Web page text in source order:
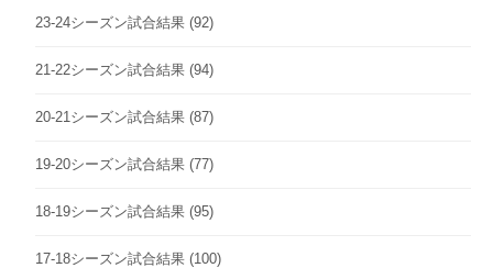
23-24シーズン試合結果 (92)
21-22シーズン試合結果 (94)
20-21シーズン試合結果 (87)
19-20シーズン試合結果 (77)
18-19シーズン試合結果 (95)
17-18シーズン試合結果 (100)